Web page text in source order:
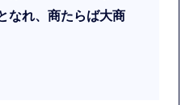
なれ、商たらば大商